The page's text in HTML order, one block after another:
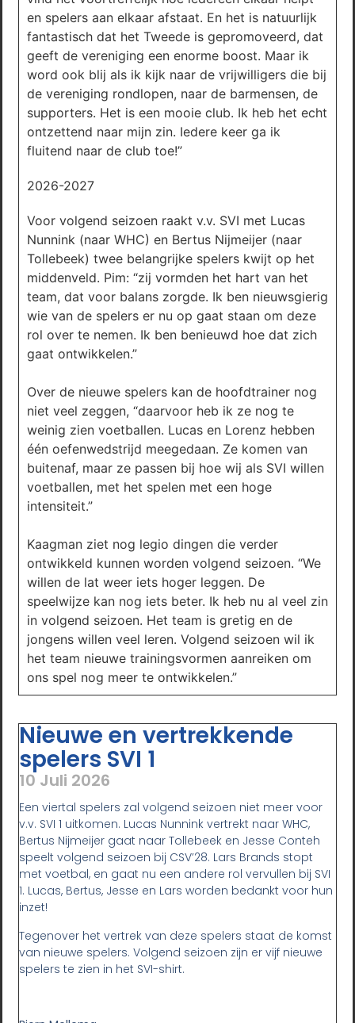
en spelers aan elkaar afstaat. En het is natuurlijk
fantastisch dat het Tweede is gepromoveerd, dat
geeft de vereniging een enorme boost. Maar ik
word ook blij als ik kijk naar de vrijwilligers die bij
de vereniging rondlopen, naar de barmensen, de
supporters. Het is een mooie club. Ik heb het echt
ontzettend naar mijn zin. Iedere keer ga ik
fluitend naar de club toe!”
2026-2027
Voor volgend seizoen raakt v.v. SVI met Lucas
Nunnink (naar WHC) en Bertus Nijmeijer (naar
Tollebeek) twee belangrijke spelers kwijt op het
middenveld. Pim: “zij vormden het hart van het
team, dat voor balans zorgde. Ik ben nieuwsgierig
wie van de spelers er nu op gaat staan om deze
rol over te nemen. Ik ben benieuwd hoe dat zich
gaat ontwikkelen.”
Over de nieuwe spelers kan de hoofdtrainer nog
niet veel zeggen, “daarvoor heb ik ze nog te
weinig zien voetballen. Lucas en Lorenz hebben
één oefenwedstrijd meegedaan. Ze komen van
buitenaf, maar ze passen bij hoe wij als SVI willen
voetballen, met het spelen met een hoge
intensiteit.”
Kaagman ziet nog legio dingen die verder
ontwikkeld kunnen worden volgend seizoen. “We
willen de lat weer iets hoger leggen. De
speelwijze kan nog iets beter. Ik heb nu al veel zin
in volgend seizoen. Het team is gretig en de
jongens willen veel leren. Volgend seizoen wil ik
het team nieuwe trainingsvormen aanreiken om
ons spel nog meer te ontwikkelen.”
Nieuwe en vertrekkende
spelers SVI 1
10 Juli 2026
Een viertal spelers zal volgend seizoen niet meer voor
v.v. SVI 1 uitkomen. Lucas Nunnink vertrekt naar WHC,
Bertus Nijmeijer gaat naar Tollebeek en Jesse Conteh
speelt volgend seizoen bij CSV’28. Lars Brands stopt
met voetbal, en gaat nu een andere rol vervullen bij SVI
1. Lucas, Bertus, Jesse en Lars worden bedankt voor hun
inzet!
Tegenover het vertrek van deze spelers staat de komst
van nieuwe spelers. Volgend seizoen zijn er vijf nieuwe
spelers te zien in het SVI-shirt.